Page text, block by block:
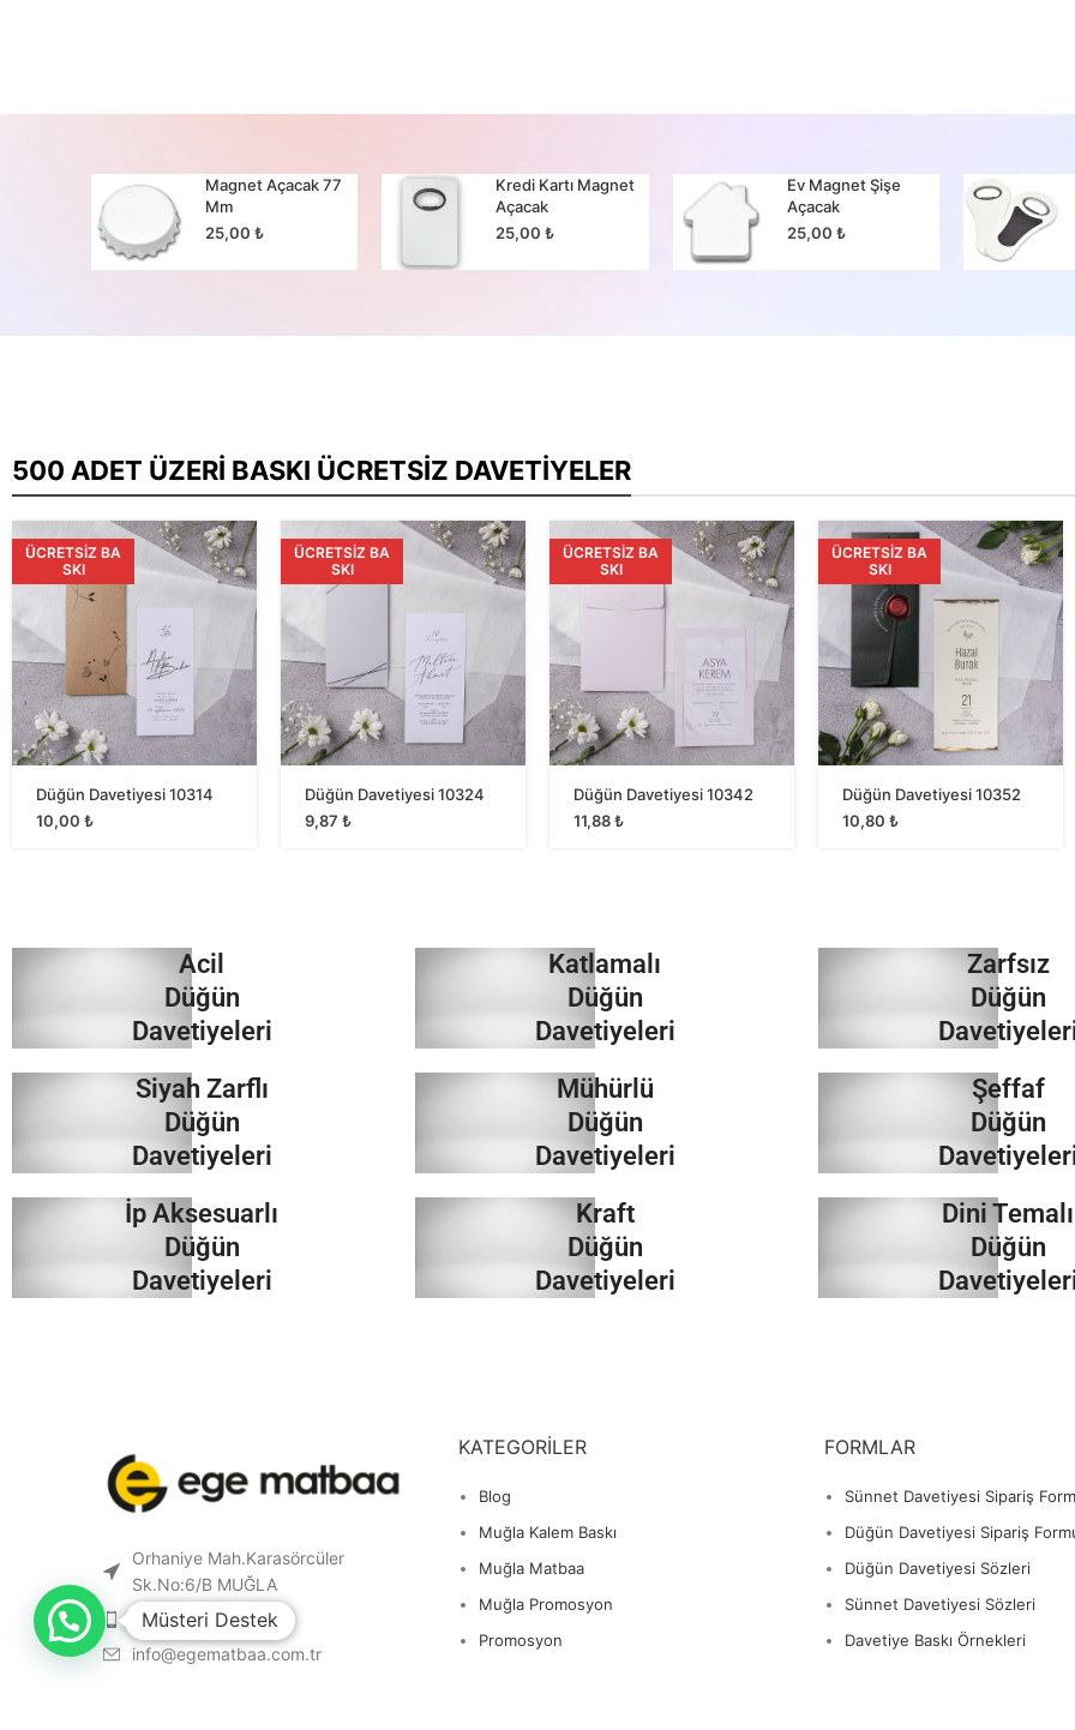
Magnet Açacak 77
Mm
25,00 ₺
Kredi Kartı Magnet
Açacak
25,00₺
Ev Magnet Şişe
Açacak
25,00 ₺
500 ADET ÜZERI BASKI ÜCRETSIZ DAVETIYELER
ÜCRETSIZ BA
SKI
Düğün Davetiyesi 10314
10,00 ₺
ÜCRETSIZ BA
SKI
Düğün Davetiyesi 10324
9,87 ₺
ÜCRETSIZ BA
SKI
Düğün Davetiyesi 10342
11,88₺
ÜCRETSIZ BA
SKI
Düğün Davetiyesi 10352
10,80 ₺
Acil
Düğün
Davetiyeleri
İncele
Siyah Zarflı
Düğün
Davetiyeleri
İncele
İp Aksesuarlı
Düğün
Davetiyeleri
Katlamalı
Düğün
Davetiyeleri
İncele
Mühürlü
Düğün
Davetiyeleri
İncele
Kraft
Düğün
Davetiyeleri
Zarfsız
Düğün
İncele
Şeffaf
Düğün
İncele
Dini Temalı
Düğün
Orhaniye Mah.Karasörcüler
Sk.No:6/B MUĞLA
0 541 212 36 32
info@egematbaa.com.tr
KATEGORILER
Blog
Muğla Kalem Baskı
Muğla Matbaa
Muğla Promosyon
Promosyon
FORMLAR
Sünnet Davetiyesi Sipariş
Düğün Davetiyesi Sipariş
Düğün Davetiyesi Sözleri
Sünnet Davetiyesi Sözleri
Davetiye Baskı Örnekleri
Müsteri Destek